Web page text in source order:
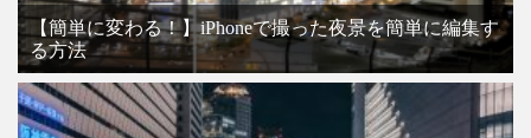
【簡単に変わる！】iPhoneで撮った夜景を簡単に編集す
る方法